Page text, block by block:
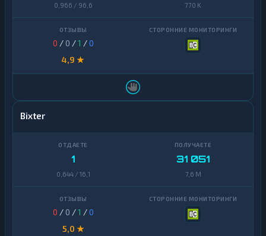
0,966 / 96,6 770 K
0 / 0 /1 /0
4,9 ★
Bixter
1
0,644 / 16,1
31 051
7,6 M
0 / 0 /1 /0
5,0 ★